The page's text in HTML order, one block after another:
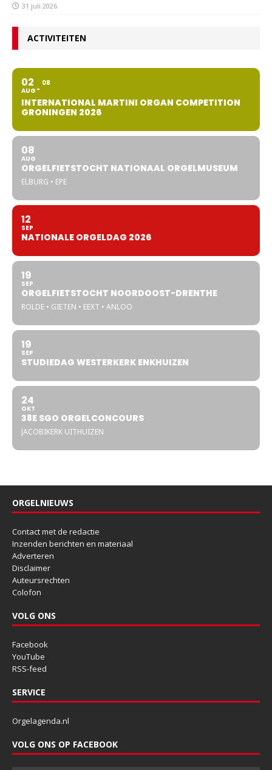
31 juli 2026
ACTIVITEITEN
02
AUG
08
INTERNATIONAL MARTINI ORGAN COMPETITION
GRONINGEN 2026
08
AUG
ORGELFIETSTOCHT NATIONAAL ORGELMUSEUM
ELBURG • EPE
12
SEP
NATIONALE ORGELDAG 2026
19
SEP
ORGELFIETSTOCHT NOORDOOST-DRENTHE
ROLDE • GIETEN • EEXT • ANLOO
19
SEP
STUDIEDAG WESTERKERK ENKHUIZEN
24
OKT
38E SGO ORGELCONCOURS
JACOBIKERK UITHUIZEN
ORGELNIEUWS
Contact met de redactie
Inzenden berichten en materiaal
Adverteren
Disclaimer
Auteursrechten
Colofon
VOLG ONS
Facebook
YouTube
RSS-feed
SERVICE
Orgelagenda.nl
VOLG ONS OP FACEBOOK